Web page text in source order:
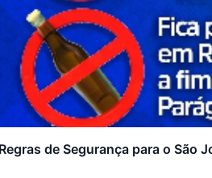
de Segurança para o São